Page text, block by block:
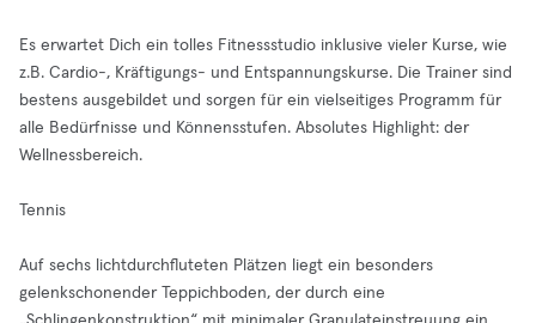
Es erwartet Dich ein tolles Fitnessstudio inklusive vieler Kurse, wie
z.B. Cardio-, Kräftigungs- und Entspannungskurse. Die Trainer sind
bestens ausgebildet und sorgen für ein vielseitiges Programm für
alle Bedürfnisse und Könnensstufen. Absolutes Highlight: der
Wellnessbereich.
Tennis
Auf sechs lichtdurchfluteten Plätzen liegt ein besonders
gelenkschonender Teppichboden, der durch eine